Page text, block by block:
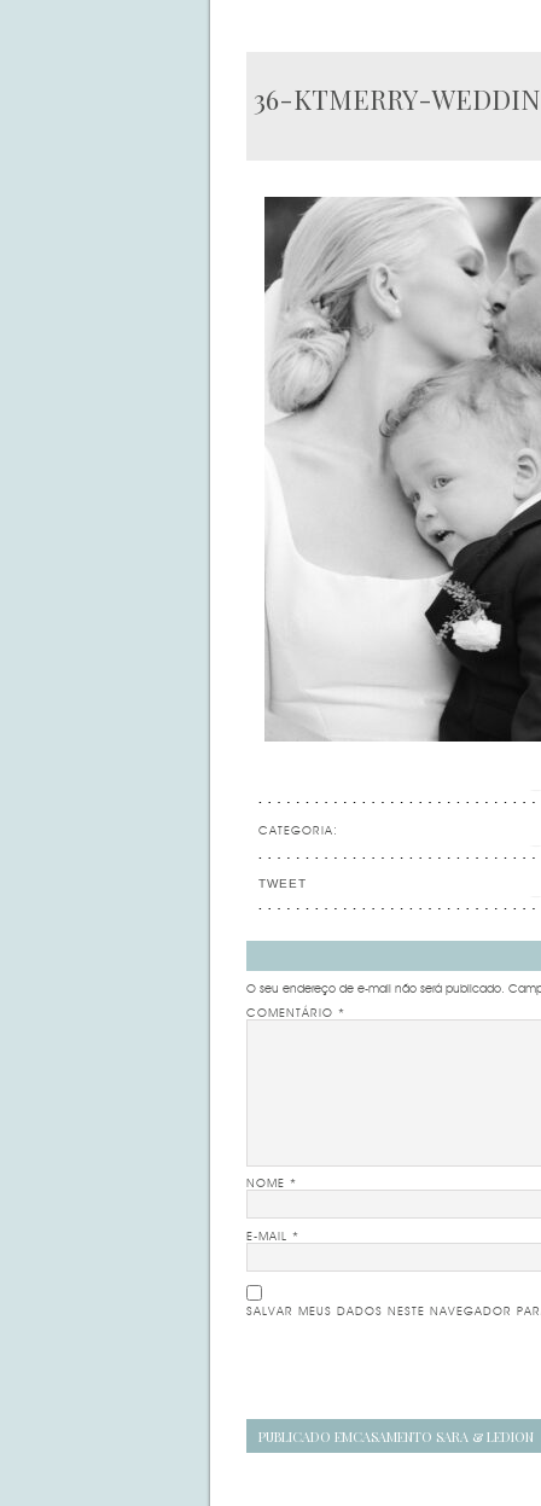
36-KTMERRY-
CATEGORIA:
TWEET
O seu endereço de e-mail não será publicado.
COMENTÁRIO *
NOME *
E-MAIL *
SALVAR MEUS DADOS NESTE NAVEGADOR
Navegação
PUBLICADO EMCASAMENTO SARA & LEDION